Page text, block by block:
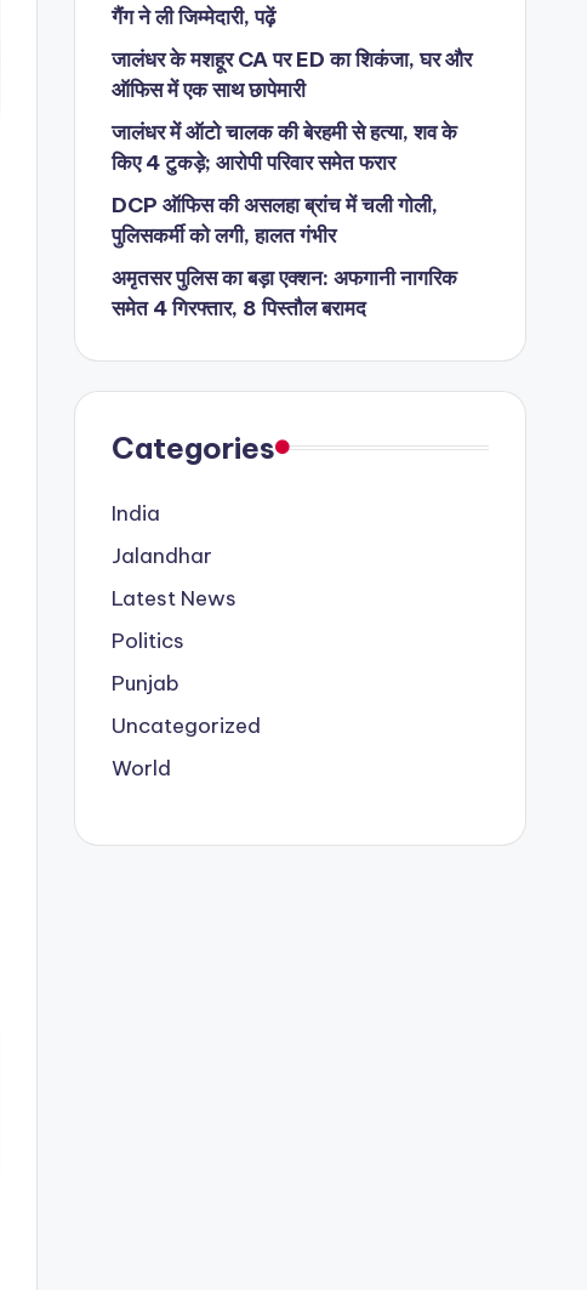
गैंग ने ली जिम्मेदारी, पढ़ें
जालंधर के मशहूर CA पर ED का शिकंजा, घर और
ऑफिस में एक साथ छापेमारी
जालंधर में ऑटो चालक की बेरहमी से हत्या, शव के
किए 4 टुकड़े; आरोपी परिवार समेत फरार
DCP ऑफिस की असलहा ब्रांच में चली गोली,
पुलिसकर्मी को लगी, हालत गंभीर
अमृतसर पुलिस का बड़ा एक्शन: अफगानी नागरिक
समेत 4 गिरफ्तार, 8 पिस्तौल बरामद
Categories
India
Jalandhar
Latest News
Politics
Punjab
Uncategorized
World